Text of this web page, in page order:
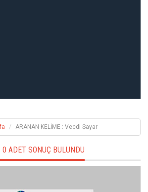
ARANAN KELİME : Vecdi Sayar
0 ADET SONUÇ BULUNDU